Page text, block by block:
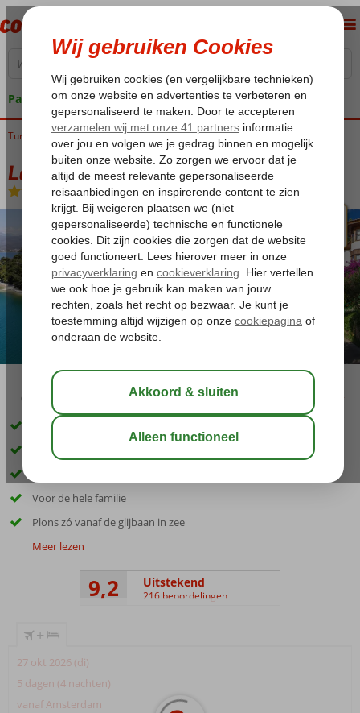
Pakketgarantie
Home
Turkije Egeische kust Fethiye Fethiye-Centrum Letoonia Club & Hotel
Letoonia Club & Hotel
Ultra All Inclusive-Hotel
03:30 aug 33°C
Schitterend vakantiedorp op een schiereiland
Spa en wellness center
Voor de hele familie
Plons zó vanaf de glijbaan in zee
Meer lezen
9,2 Uitstekend
216 beoordelingen
+
27 okt 2026 (di)
5 dagen (4 nachten)
vanaf Amsterdam